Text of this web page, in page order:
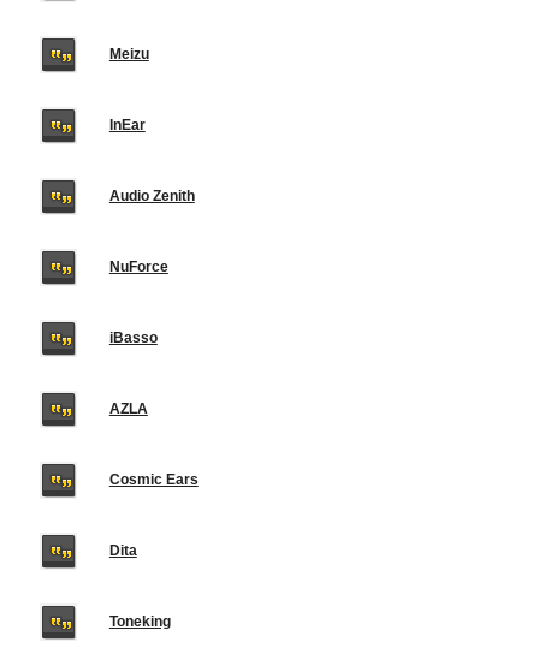
Meizu
InEar
Audio Zenith
NuForce
iBasso
AZLA
Cosmic Ears
Dita
Toneking